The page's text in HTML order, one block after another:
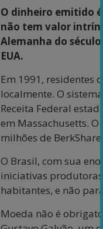
O dinheiro emitido
não tem valor
Alemanha do
EUA.
Em 1991, residentes
localmente. O
Receita Federal
em Massachusetts.
milhões de
O Brasil, com sua
iniciativas
habitantes, e não
Moeda não é